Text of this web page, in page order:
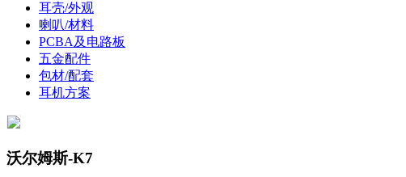
耳壳/外观
喇叭/材料
PCBA及电路板
五金配件
包材/配套
耳机方案
沃尔姆斯-K7